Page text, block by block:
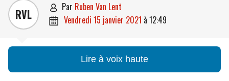
RVL  par Ruben Van Lent
 vendredi 15 janvier 2021 à 12:49
Lire à voix haute